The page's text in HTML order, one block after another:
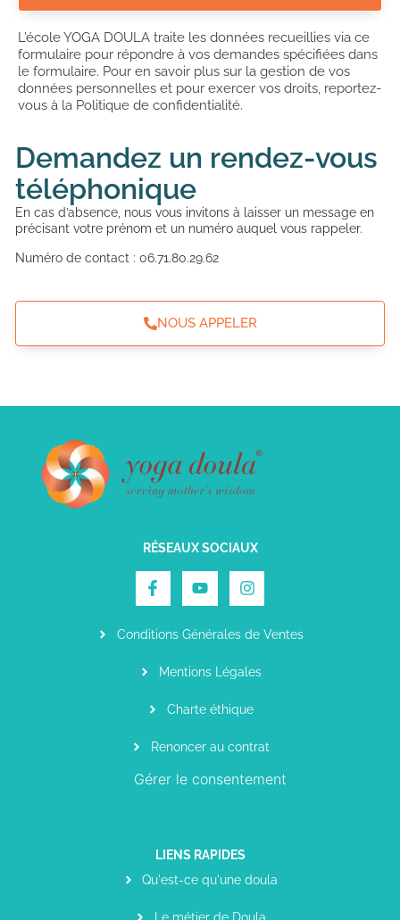
L’école YOGA DOULA traite les données recueillies via ce
formulaire pour répondre à vos demandes spécifiées dans
le formulaire. Pour en savoir plus sur la gestion de vos
données personnelles et pour exercer vos droits, reportez-
vous à la Politique de confidentialité.
Demandez un rendez-vous
téléphonique
En cas d’absence, nous vous invitons à laisser un message en
précisant votre prénom et un numéro auquel vous rappeler.
Numéro de contact : 06.71.80.29.62
NOUS APPELER
RÉSEAUX SOCIAUX
Conditions Générales de Ventes
Mentions Légales
Charte éthique
Renoncer au contrat
Gérer le consentement
LIENS RAPIDES
Qu'est-ce qu'une doula